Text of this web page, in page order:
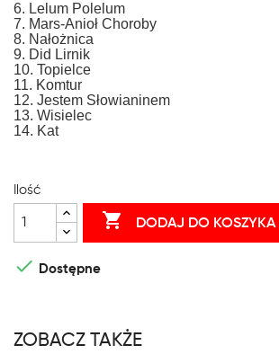
6. Lelum Polelum
7. Mars-Anioł Choroby
8. Nałożnica
9. Did Lirnik
10. Topielce
11. Komtur
12. Jestem Słowianinem
13. Wisielec
14. Kat
Ilość
 DODAJ DO KOSZYKA
 Dostępne
ZOBACZ TAKŻE